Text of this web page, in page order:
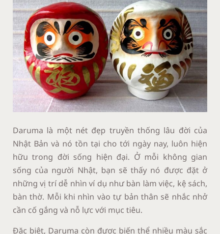
Daruma là một nét đẹp truyền thống lâu đời của
Nhật Bản và nó tồn tại cho tới ngày nay, luôn hiện
hữu trong đời sống hiện đại. Ở mỗi không gian
sống của người Nhật, bạn sẽ thấy nó được đặt ở
những vị trí dễ nhìn ví dụ như bàn làm việc, kệ sách,
bàn thờ. Mỗi khi nhìn vào tự bản thân sẽ nhắc nhở
cần cố gắng và nỗ lực với mục tiêu.
Đặc biệt, Daruma còn được biến thể nhiều màu sắc